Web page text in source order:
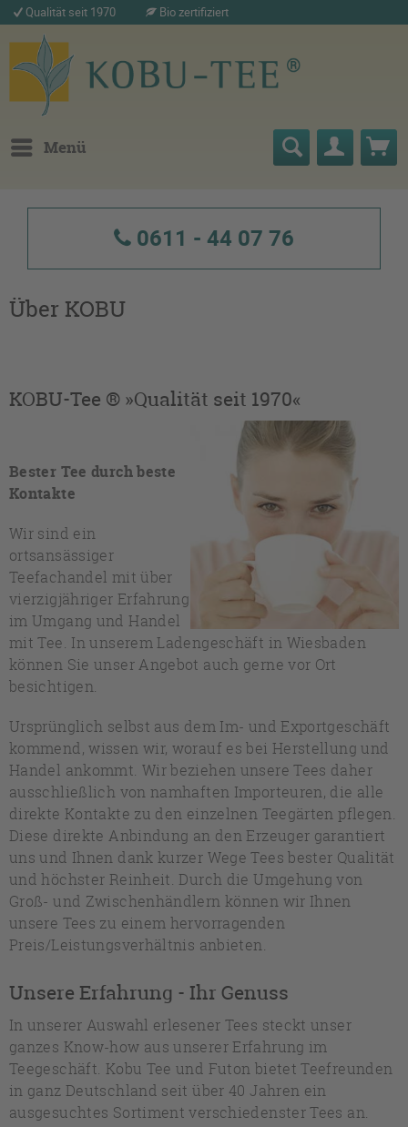
Qualität seit 1970 Bio zertifiziert
Menü
0611 - 44 07 76
Über KOBU
KOBU-Tee ® »Qualität seit 1970«
Bester Tee durch beste
Kontakte
Wir sind ein
ortsansässiger
Teefachandel mit über
vierzigjähriger Erfahrung
im Umgang und Handel
mit Tee. In unserem Ladengeschäft in Wiesbaden
können Sie unser Angebot auch gerne vor Ort
besichtigen.
Ursprünglich selbst aus dem Im- und Exportgeschäft
kommend, wissen wir, worauf es bei Herstellung und
Handel ankommt. Wir beziehen unsere Tees daher
ausschließlich von namhaften Importeuren, die alle
direkte Kontakte zu den einzelnen Teegärten pflegen.
Diese direkte Anbindung an den Erzeuger garantiert
uns und Ihnen dank kurzer Wege Tees bester Qualität
und höchster Reinheit. Durch die Umgehung von
Groß- und Zwischenhändlern können wir Ihnen
unsere Tees zu einem hervorragenden
Preis/Leistungsverhältnis anbieten.
Unsere Erfahrung - Ihr Genuss
In unserer Auswahl erlesener Tees steckt unser
ganzes Know-how aus unserer Erfahrung im
Teegeschäft. Kobu Tee und Futon bietet Teefreunden
in ganz Deutschland seit über 40 Jahren ein
ausgesuchtes Sortiment verschiedenster Tees an.